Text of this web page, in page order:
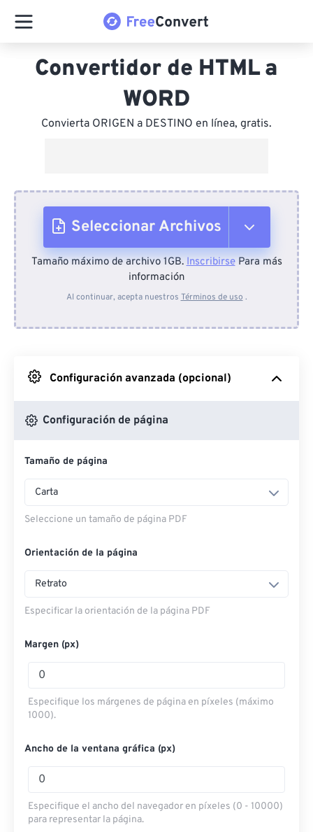
Convertidor de HTML a
WORD
Convierta ORIGEN a DESTINO en línea, gratis.
Seleccionar Archivos
Desde el dispositivo
Desde Google Drive
Desde OneDrive
Entrar a la página web
Tamaño máximo de archivo 1GB.InscribirsePara más
información
Al continuar, acepta nuestros Términos de uso .
Configuración avanzada (opcional)
Configuración de página
Tamaño de página
Carta
Seleccione un tamaño de página PDF
Orientación de la página
Retrato
Especificar la orientación de la página PDF
Margen (px)
Especifique los márgenes de página en píxeles (máximo
1000).
Ancho de la ventana gráfica (px)
Especifique el ancho del navegador en píxeles (0 - 10000)
para representar la página.